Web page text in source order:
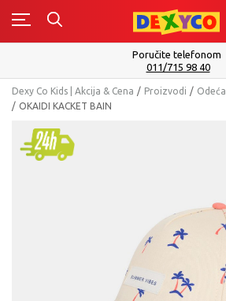
0
Poručite telefonom
011/715 98 40
Dexy Co Kids | Akcija & Cena Proizvodi Odeća
OKAIDI KACKET BAIN